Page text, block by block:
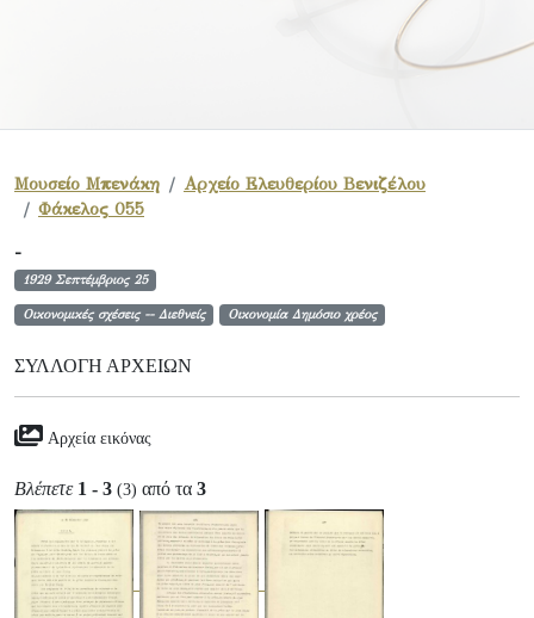
Μουσείο Μπενάκη
Αρχείο Ελευθερίου Βενιζέλου
Φάκελος 055
-
1929 Σεπτέμβριος 25
Οικονομικές σχέσεις -- Διεθνείς Οικονομία Δημόσιο χρέος
ΣΥΛΛΟΓΉ ΑΡΧΕΊΩΝ
Αρχεία εικόνας
Βλέπετε 1 - 3 (3) από τα 3